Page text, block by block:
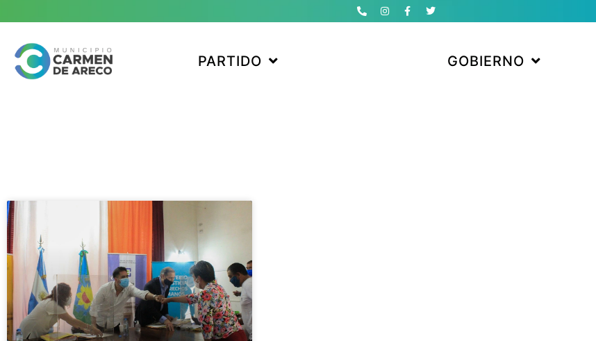
PARTIDO GOBIERNO